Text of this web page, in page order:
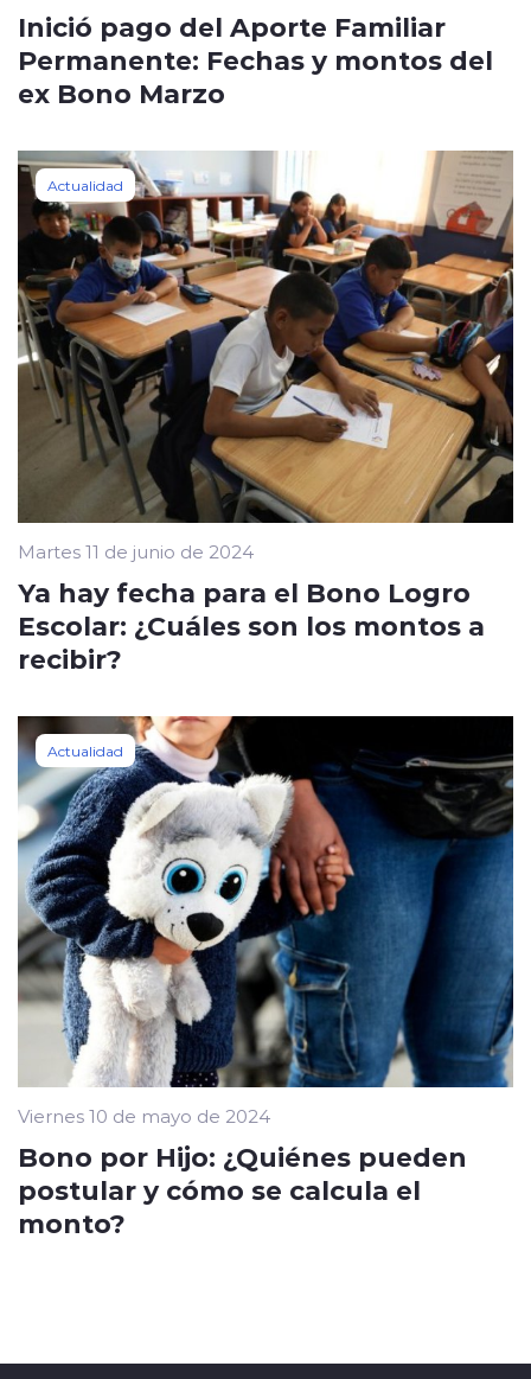
Inició pago del Aporte Familiar
Permanente: Fechas y montos del
ex Bono Marzo
Actualidad
Martes 11 de junio de 2024
Ya hay fecha para el Bono Logro
Escolar: ¿Cuáles son los montos a
recibir?
Actualidad
Viernes 10 de mayo de 2024
Bono por Hijo: ¿Quiénes pueden
postular y cómo se calcula el
monto?